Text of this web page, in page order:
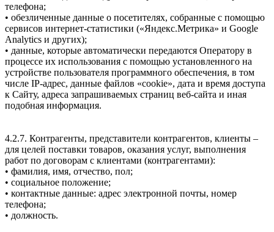
телефона;
• обезличенные данные о посетителях, собранные с помощью
сервисов интернет-статистики («Яндекс.Метрика» и Google
Analytics и других);
• данные, которые автоматически передаются Оператору в
процессе их использования с помощью установленного на
устройстве пользователя программного обеспечения, в том
числе IP-адрес, данные файлов «cookie», дата и время доступа
к Сайту, адреса запрашиваемых страниц веб-сайта и иная
подобная информация.
4.2.7. Контрагенты, представители контрагентов, клиенты –
для целей поставки товаров, оказания услуг, выполнения
работ по договорам с клиентами (контрагентами):
• фамилия, имя, отчество, пол;
• социальное положение;
• контактные данные: адрес электронной почты, номер
телефона;
• должность.